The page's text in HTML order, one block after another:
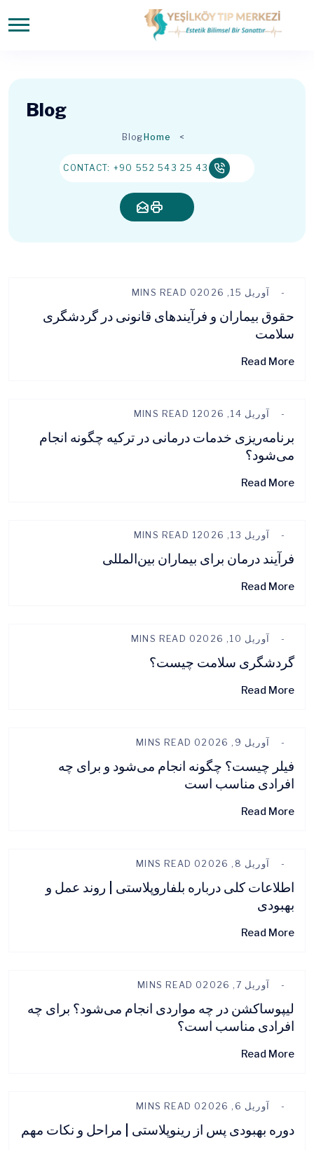
Blog
Home
Blog
CONTACT: +90 552 543 25 43
آوریل 15, 2026 0 MINS READ
حقوق بیماران و فرآیندهای قانونی در گردشگری
سلامت
Read More
آوریل 14, 2026 1 MINS READ
برنامه‌ریزی خدمات درمانی در ترکیه چگونه انجام
می‌شود؟
Read More
آوریل 13, 2026 1 MINS READ
فرآیند درمان برای بیماران بین‌المللی
Read More
آوریل 10, 2026 0 MINS READ
گردشگری سلامت چیست؟
Read More
آوریل 9, 2026 0 MINS READ
فیلر چیست؟ چگونه انجام می‌شود و برای چه
افرادی مناسب است
Read More
آوریل 8, 2026 0 MINS READ
اطلاعات کلی درباره بلفاروپلاستی | روند عمل و
بهبودی
Read More
آوریل 7, 2026 0 MINS READ
لیپوساکشن در چه مواردی انجام می‌شود؟ برای چه
افرادی مناسب است؟
Read More
آوریل 6, 2026 0 MINS READ
دوره بهبودی پس از رینوپلاستی | مراحل و نکات مهم